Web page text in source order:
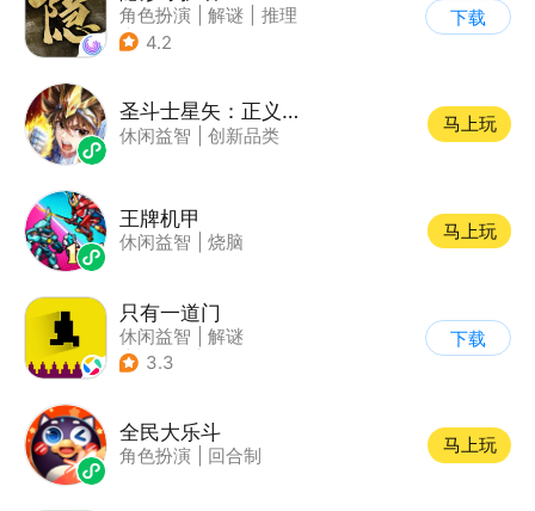
角色扮演 解谜
推理
| 端游移植
4.2
下载
圣斗士星矢：正义传说
休闲益智 创新品类
马上玩
王牌机甲
休闲益智 烧脑
马上玩
只有一道门
休闲益智
解谜
| 像素风
3.3
下载
全民大乐斗
角色扮演 回合制
马上玩